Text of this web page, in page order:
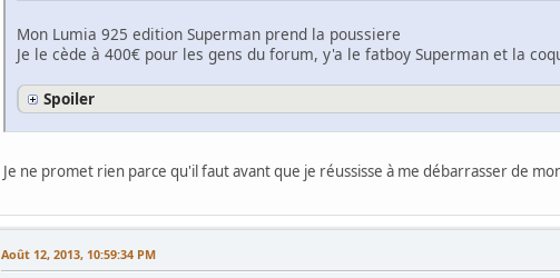
Mon Lumia 925 edition Superman prend la poussiere
Je le cède à 400€ pour les gens du forum, y'a le fatboy Superman et la
Spoiler
Je ne promet rien parce qu'il faut avant que je réussisse à me débarrasser de
Août 12, 2013, 10:59:34 PM